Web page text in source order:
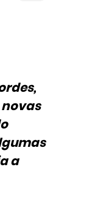
novas
a